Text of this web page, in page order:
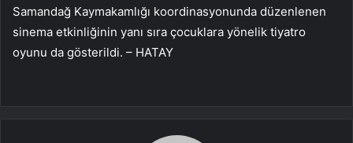
Samandağ Kaymakamlığı koordinasyonunda düzenlenen
sinema etkinliğinin yanı sıra çocuklara yönelik tiyatro
oyunu da gösterildi. – HATAY